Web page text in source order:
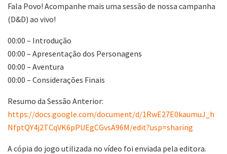
Fala Povo! Acompanhe mais uma sessão de nossa campanha
(D&D) ao vivo!
00:00 – Introdução
00:00 – Apresentação dos Personagens
00:00 – Aventura
00:00 – Considerações Finais
Resumo da Sessão Anterior:
https://docs.google.com/document/d/1RwE27E0kaumuJ_h
NfptQY4j2TCqVK6pPUEgCGvsA96M/edit?usp=sharing
A cópia do jogo utilizada no vídeo foi enviada pela editora.